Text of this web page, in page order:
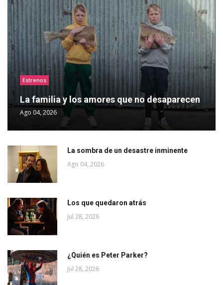
Estrenos
La familia y los amores que no desaparecen
Ago 04, 2026
La sombra de un desastre inminente
Ago 04, 2026
Los que quedaron atrás
Jul 28, 2026
¿Quién es Peter Parker?
Jul 28, 2026